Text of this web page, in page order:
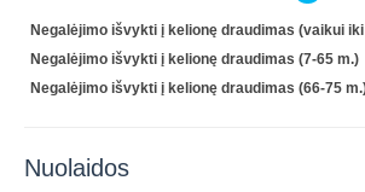
Negalėjimo išvykti į kelionę draudimas (vaikui iki
Negalėjimo išvykti į kelionę draudimas (7-65 m.)
Negalėjimo išvykti į kelionę draudimas (66-75
Nuolaidos